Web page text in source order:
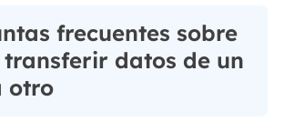
frecuentes sobre
transferir datos de un
otro